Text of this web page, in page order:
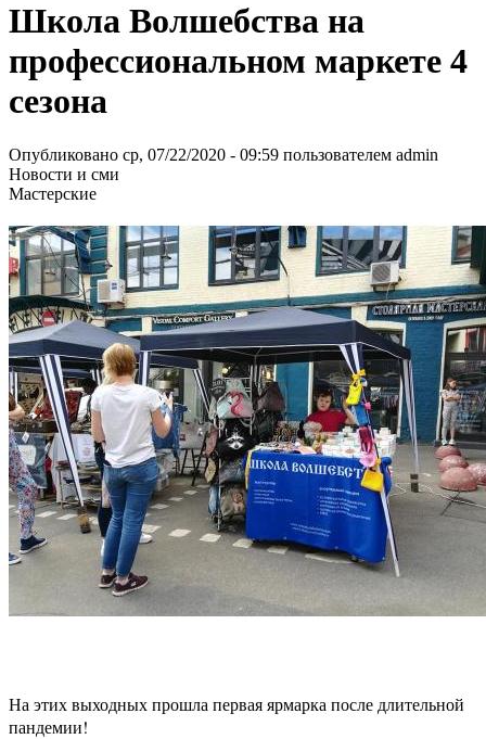
Школа Волшебства на
профессиональном маркете 4
сезона
Опубликовано ср, 07/22/2020 - 09:59 пользователем admin
Новости и сми
Мастерские
На этих выходных прошла первая ярмарка после длительной
пандемии!